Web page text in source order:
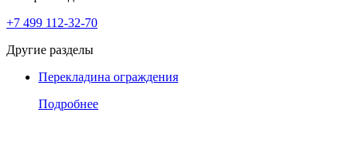
+7 499 112-32-70
Другие разделы
Перекладина ограждения
Подробнее